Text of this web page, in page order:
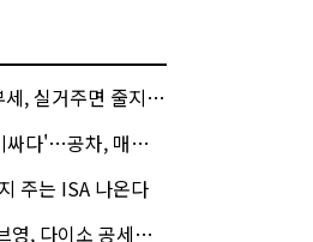
줄지만 안 살면 2.5배
차, 매각 성공할까
주는 ISA 나온다
세에 '가성비'로 맞불